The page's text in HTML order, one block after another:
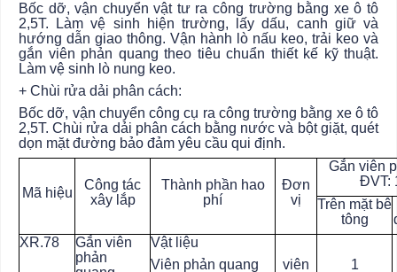
Bốc dỡ, vận chuyển vật tư ra công trường bằng xe ô tô
2,5T. Làm vệ sinh hiện trường, lấy dấu, canh giữ và
hướng dẫn giao thông. Vận hành lò nấu keo, trải keo và
gắn viên phản quang theo tiêu chuẩn thiết kế kỹ thuật.
Làm vệ sinh lò nung keo.
+ Chùi rửa dải phân cách:
Bốc dỡ, vận chuyển công cụ ra công trường bằng xe ô tô
2,5T. Chùi rửa dải phân cách bằng nước và bột giặt, quét
dọn mặt đường bảo đảm yêu cầu qui định.
Mã hiệu
Công tác
xây lắp
Thành phần hao
phí
Đơn
vị
Gắn viên
ĐVT:
Trên mặt bê
tông
XR.78
Gắn viên
phản
Vật liệu
Viên phản quang
viên 1